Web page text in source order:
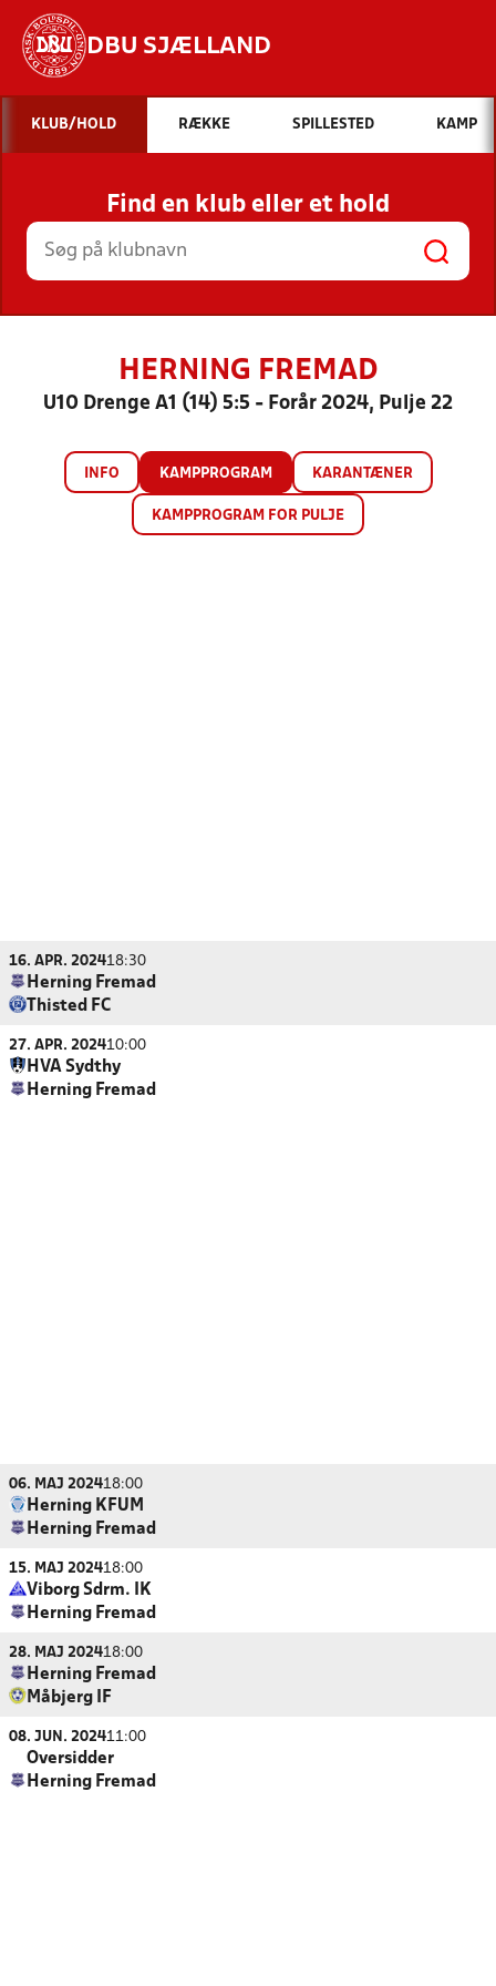
DBU SJÆLLAND
Hvad vil du søge efter?
INDHOLD OG NYHEDER
STILLINGER, RESULTATER, KLUBBER OG
HOLD
KLUB/HOLD RÆKKE SPILLESTED KAMP
Find en klub eller et hold
HERNING FREMAD
U10 Drenge A1 (14) 5:5 - Forår 2024, Pulje 22
INFO KAMPPROGRAM KARANTÆNER
KAMPPROGRAM FOR PULJE
16. APR. 202418:30
Herning Fremad
Thisted FC
27. APR. 202410:00
HVA Sydthy
Herning Fremad
06. MAJ 202418:00
Herning KFUM
Herning Fremad
15. MAJ 202418:00
Viborg Sdrm. IK
Herning Fremad
28. MAJ 202418:00
Herning Fremad
Måbjerg IF
08. JUN. 202411:00
Oversidder
Herning Fremad